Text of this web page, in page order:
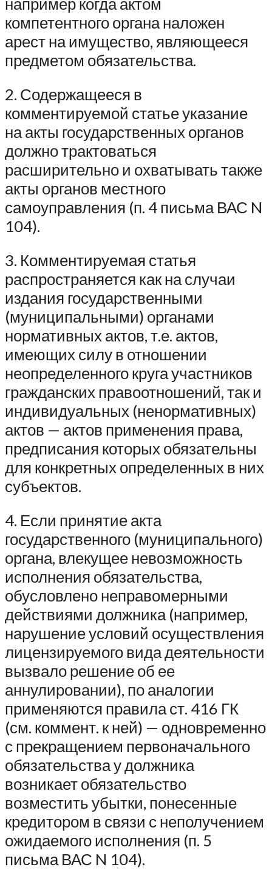
компетентного органа наложен
арест на имущество, являющееся
предметом обязательства.
2. Содержащееся в
комментируемой статье указание
на акты государственных органов
должно трактоваться
расширительно и охватывать также
акты органов местного
самоуправления (п. 4 письма ВАС N
104).
3. Комментируемая статья
распространяется как на случаи
издания государственными
(муниципальными) органами
нормативных актов, т.е. актов,
имеющих силу в отношении
неопределенного круга участников
гражданских правоотношений, так и
индивидуальных (ненормативных)
актов — актов применения права,
предписания которых обязательны
для конкретных определенных в них
субъектов.
4. Если принятие акта
государственного (муниципального)
органа, влекущее невозможность
исполнения обязательства,
обусловлено неправомерными
действиями должника (например,
нарушение условий осуществления
лицензируемого вида деятельности
вызвало решение об ее
аннулировании), по аналогии
применяются правила ст. 416 ГК
(см. коммент. к ней) — одновременно
с прекращением первоначального
обязательства у должника
возникает обязательство
возместить убытки, понесенные
кредитором в связи с неполучением
ожидаемого исполнения (п. 5
письма ВАС N 104).